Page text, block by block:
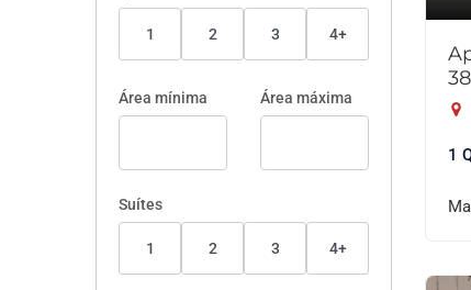
1 2 3 4+
Área mínima Área máxima
Suítes
1 2 3 4+
1